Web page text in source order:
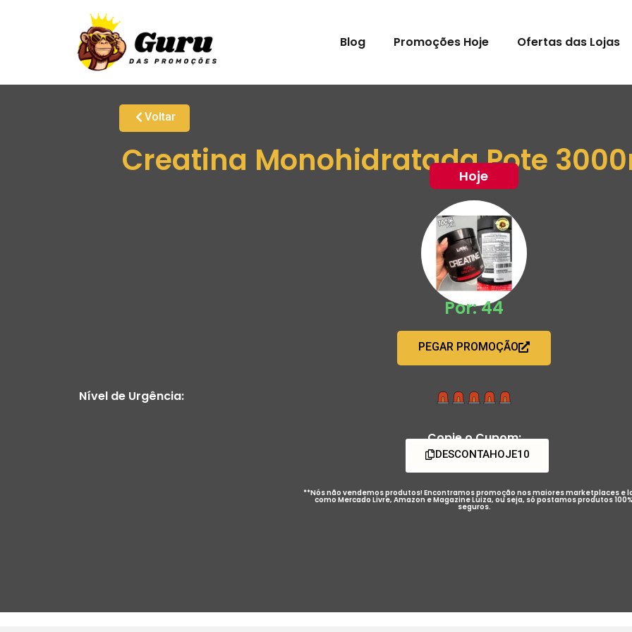
Blog Promoções Hoje Ofertas das Lojas
Voltar
Creatina Monohidratada Pote
Hoje
Por: 44
PEGAR PROMOÇÃO
Nível de Urgência:
Copie o Cupom:
DESCONTAHOJE10
**Nós não vendemos produtos! Encontramos promoção nos maiores marketplaces e
como Mercado Livre, Amazon e Magazine Luiza, ou seja, só postamos produtos 100%
seguros.